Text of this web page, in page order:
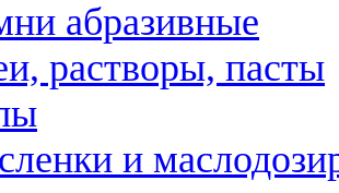
абразивные
растворы, пасты
и